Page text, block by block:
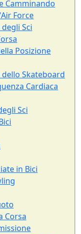
Camminando
Force
Sci
Posizione
Skateboard
Cardiaca
Sci
in Bici
Corsa